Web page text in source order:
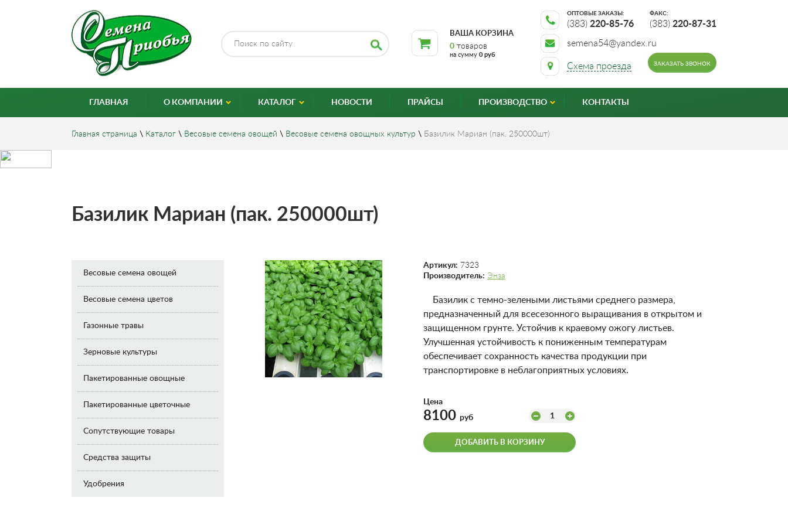
ВАША КОРЗИНА
0 товаров
на сумму 0 руб
Схема проезда
semena54@yandex.ru
ОПТОВЫЕ ЗАКАЗЫ:
(383) 220-85-76
ФАКС:
(383) 220-87-31
ЗАКАЗАТЬ ЗВОНОК
ГЛАВНАЯ О КОМПАНИИ КАТАЛОГ НОВОСТИ ПРАЙСЫ ПРОИЗВОДСТВО КОНТАКТЫ
Главная страница \ Каталог \ Весовые семена овощей \ Весовые семена овощных культур \ Базилик Мариан (пак. 250000шт)
Базилик Мариан (пак. 250000шт)
Весовые семена овощей
Весовые семена цветов
Газонные травы
Зерновые культуры
Пакетированные овощные
Пакетированные цветочные
Сопутствующие товары
Средства защиты
Удобрения
Артикул: 7323
Производитель: Энза
Базилик с темно-зелеными листьями среднего размера,
предназначенный для всесезонного выращивания в открытом и
защищенном грунте. Устойчив к краевому ожогу листьев.
Улучшенная устойчивость к пониженным температурам
обеспечивает сохранность качества продукции при
транспортировке в неблагоприятных условиях.
Цена
8100 руб 1
ДОБАВИТЬ В КОРЗИНУ